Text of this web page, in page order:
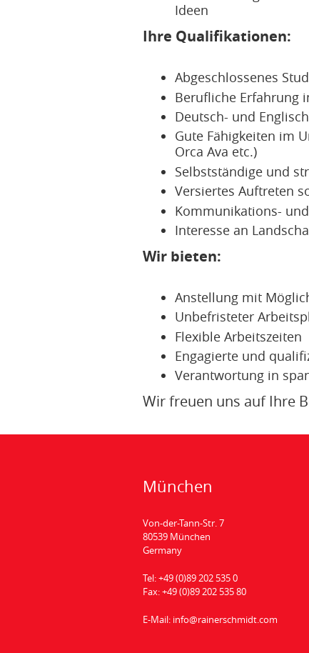
Ideen
Ihre Qualifikationen:
Abgeschlossenes
Berufliche Erfahrung
Deutsch- und
Gute Fähigkeiten im
Orca Ava etc.)
Selbstständige und
Versiertes Auftreten
Kommunikations-
Interesse an
Wir bieten:
Anstellung mit
Unbefristeter
Flexible Arbeitszeiten
Engagierte und
Verantwortung in
Wir freuen uns auf Ihre
München
Von-der-Tann-Str. 7
80539 München
Germany
Tel:+49 (0)89 202 535 0
Fax:+49 (0)89 202 535 80
E-Mail: info@rainerschmidt.com